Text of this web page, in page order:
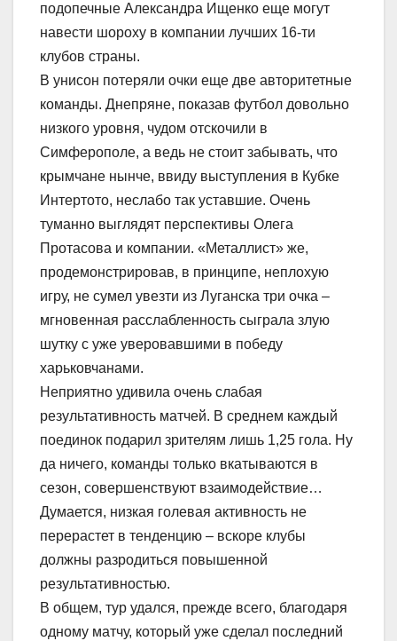
подопечные Александра Ищенко еще могут
навести шороху в компании лучших 16-ти
клубов страны.
В унисон потеряли очки еще две авторитетные
команды. Днепряне, показав футбол довольно
низкого уровня, чудом отскочили в
Симферополе, а ведь не стоит забывать, что
крымчане нынче, ввиду выступления в Кубке
Интертото, неслабо так уставшие. Очень
туманно выглядят перспективы Олега
Протасова и компании. «Металлист» же,
продемонстрировав, в принципе, неплохую
игру, не сумел увезти из Луганска три очка –
мгновенная расслабленность сыграла злую
шутку с уже уверовавшими в победу
харьковчанами.
Неприятно удивила очень слабая
результативность матчей. В среднем каждый
поединок подарил зрителям лишь 1,25 гола. Ну
да ничего, команды только вкатываются в
сезон, совершенствуют взаимодействие…
Думается, низкая голевая активность не
перерастет в тенденцию – вскоре клубы
должны разродиться повышенной
результативностью.
В общем, тур удался, прежде всего, благодаря
одному матчу, который уже сделал последний